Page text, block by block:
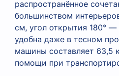
распространённое
большинством
см, угол открытия 180° —
удобна даже в тесном
машины составляет 63,5
помощи при